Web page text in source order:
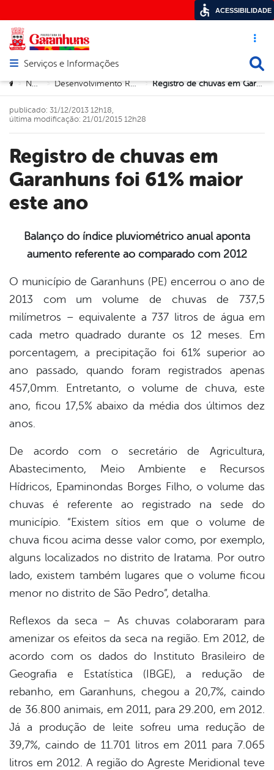
Acesso
Abrir menu principal de navegação
Serviços e Informações
Você está aqui:
> Notícias > Desenvolvimento Rural e Meio Ambiente > Registro de chuvas em Garanhuns foi 61% maior este ano
Registro de chuvas em
Garanhuns foi 61% maior
este ano
publicado: 31/12/2013 12h18,
última modificação: 21/01/2015 12h28
Balanço do índice pluviométrico anual aponta
aumento referente ao comparado com 2012
O município de Garanhuns (PE) encerrou o ano de
2013 com um volume de chuvas de 737,5
milímetros – equivalente a 737 litros de água em
cada metro quadrado durante os 12 meses. Em
porcentagem, a precipitação foi 61% superior ao
ano passado, quando foram registrados apenas
457,0mm. Entretanto, o volume de chuva, este
ano, ficou 17,5% abaixo da média dos últimos dez
anos.
De acordo com o secretário de Agricultura,
Abastecimento, Meio Ambiente e Recursos
Hídricos, Epaminondas Borges Filho, o volume das
chuvas é referente ao registrado na sede do
município. “Existem sítios em que o volume de
chuva ficou acima desse valor como, por exemplo,
alguns localizados no distrito de Iratama. Por outro
lado, existem também lugares que o volume ficou
menor no distrito de São Pedro”, detalha.
Reflexos da seca – As chuvas colaboraram para
amenizar os efeitos da seca na região. Em 2012, de
acordo com os dados do Instituto Brasileiro de
Geografia e Estatística (IBGE), a redução de
rebanho, em Garanhuns, chegou a 20,7%, caindo
de 36.800 animais, em 2011, para 29.200, em 2012.
Já a produção de leite sofreu uma redução de
39,7%, caindo de 11.701 litros em 2011 para 7.065
litros em 2012. A região do Agreste Meridional teve
ACESSIBILIDADE